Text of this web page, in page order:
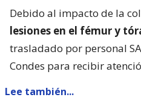
Debido al impacto de la
lesiones en el fémur y
trasladado por personal
Condes para recibir
Lee también...